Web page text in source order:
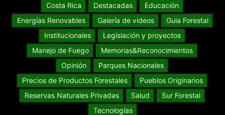
Costa Rica
Destacadas
Educación
Energías Renovables
Galería de videos
Guia Forestal
Institucionales
Legislación y proyectos
Manejo de Fuego
Memorias&Reconocimientos
Opinión
Parques Nacionales
Precios de Productos Forestales
Pueblos Originarios
Reservas Naturales Privadas
Salud
Sur Forestal
Tecnologías